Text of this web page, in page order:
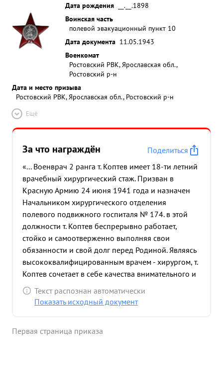
Дата рождения
__.__.1898
Воинская часть
полевой эвакуационный пункт 10
Дата документа 11.05.1943
Военкомат
Ростовский РВК, Ярославская обл.,
Ростовский р-н
Дата и место призыва
Ростовский РВК, Ярославская обл., Ростовский р-н
Ещё
За что награждён
Поделиться
«... Военврач 2 ранга т. Коптев имеет 18-ти летний
врачебный хирургический стаж. Призван в
Красную Армию 24 июня 1941 года и назначен
Начальником хирургического отделения
полевого подвижного госпиталя № 174. в этой
должности т. Коптев беспрерывно работает,
стойко и самоотверженно выполняя свои
обязанности и свой долг перед Родиной. Являясь
высококвалифицированным врачем - хирургом, т.
Коптев сочетает в себе качества внимательного и
душевного отношения к каждому больному.
Благодаря этому пользуется он громадным
работу проводил т. Коптев в летний период в
Текст распознан автоматически
Показать исходный документ
Первая страница приказа